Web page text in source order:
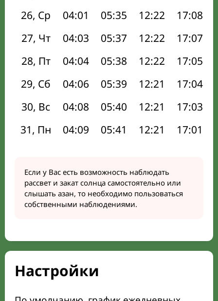
26, Ср
04:01 05:35 12:22 17:08
27, Чт
04:03 05:37 12:22 17:07
28, Пт
04:04 05:38 12:22 17:05
29, Сб
04:06 05:39 12:21 17:04
30, Вс
04:08 05:40 12:21 17:03
31, Пн
04:09 05:41 12:21 17:01
Если у Вас есть возможность наблюдать
рассвет и закат солнца самостоятельно или
слышать азан, то необходимо пользоваться
собственными наблюдениями.
Настройки